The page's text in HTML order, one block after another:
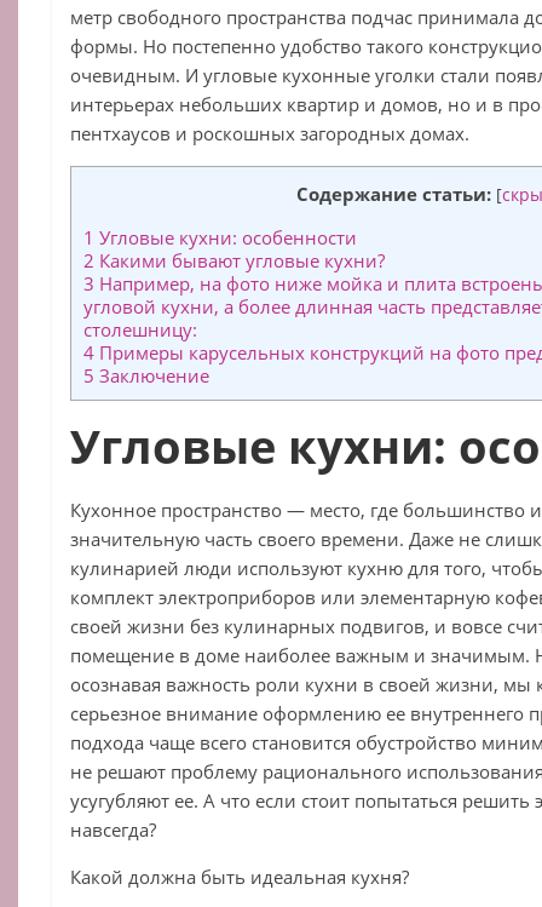
метр свободного пространства подчас принимала
формы. Но постепенно удобство такого
очевидным. И угловые кухонные уголки стали
интерьерах небольших квартир и домов, но и в
пентхаусов и роскошных загородных домах.
Содержание статьи: [
1 Угловые кухни: особенности
2 Какими бывают угловые кухни?
3 Например, на фото ниже мойка и плита
угловой кухни, а более длинная часть
столешницу:
4 Примеры карусельных конструкций на фото
5 Заключение
Угловые кухни:
Кухонное пространство — место, где большинство
значительную часть своего времени. Даже не
кулинарией люди используют кухню для того,
комплект электроприборов или элементарную
своей жизни без кулинарных подвигов, и вовсе
помещение в доме наиболее важным и значимым.
осознавая важность роли кухни в своей жизни, мы
серьезное внимание оформлению ее внутреннего
подхода чаще всего становится обустройство
не решают проблему рационального
усугубляют ее. А что если стоит попытаться решить
навсегда?
Какой должна быть идеальная кухня?